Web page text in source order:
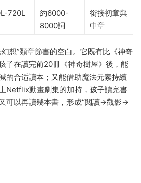
720L
約6000-
8000詞
銜接初章與
中章
想”類章節書的空白。它既有比《神奇
子在讀完前20冊《神奇樹屋》後，能
的合适讀本；又能借助魔法元素持續
Netflix動畫劇集的加持，孩子讀完書
可以再讀幾本書，形成“閱讀→觀影→